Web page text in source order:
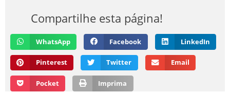
Compartilhe esta página!
WhatsApp Facebook LinkedIn
Pinterest Twitter Email
Pocket Imprima